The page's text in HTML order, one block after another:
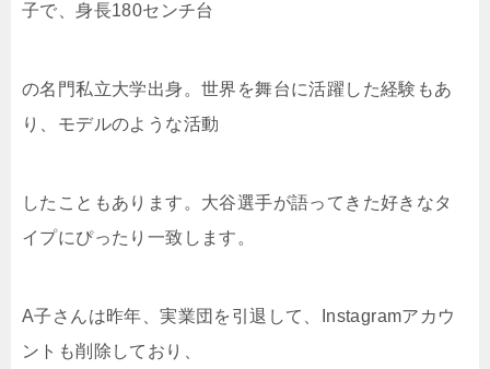
子で、身長180センチ台
の名門私立大学出身。世界を舞台に活躍した経験もあ
り、モデルのような活動
したこともあります。大谷選手が語ってきた好きなタ
イプにぴったり一致します。
A子さんは昨年、実業団を引退して、Instagramアカウ
ントも削除しており、